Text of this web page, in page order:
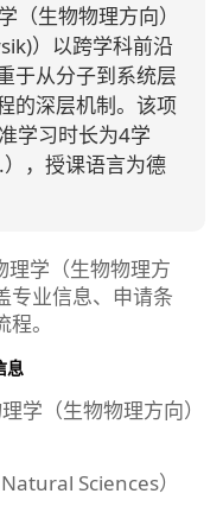
（生物物理方向）
）以跨学科前沿
于从分子到系统层
的深层机制。该项
学习时长为4学
，授课语言为德
理学（生物物理方
专业信息、申请条
。
息
学（生物物理方向）
Sciences）